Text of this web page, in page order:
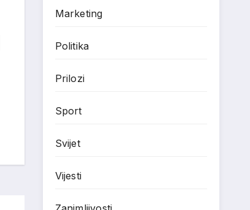
Marketing
Politika
Prilozi
Sport
Svijet
Vijesti